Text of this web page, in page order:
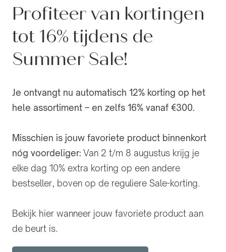
Profiteer van kortingen
tot 16% tijdens de
Summer Sale!
Je ontvangt nu automatisch 12% korting op het
hele assortiment – en zelfs 16% vanaf €300.
Misschien is jouw favoriete product binnenkort
nóg voordeliger: Van 2 t/m 8 augustus krijg je
elke dag 10% extra korting op een andere
bestseller, boven op de reguliere Sale-korting.
Bekijk hier wanneer jouw favoriete product aan
de beurt is.